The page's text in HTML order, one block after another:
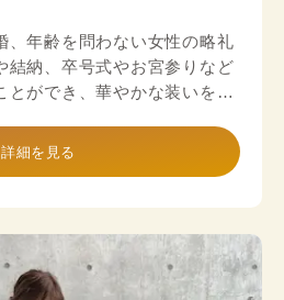
、年齢を問わない女性の略礼
結納、卒号式やお宮参りなど
とができ、華やかな装いをお
詳細を見る